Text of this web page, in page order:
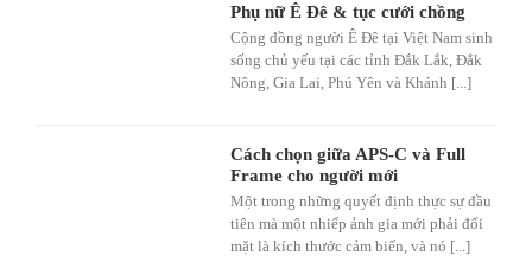
Phụ nữ Ê Đê & tục cưới chồng
Cộng đồng người Ê Đê tại Việt Nam sinh
sống chủ yếu tại các tỉnh Đắk Lắk, Đắk
Nông, Gia Lai, Phú Yên và Khánh [...]
Cách chọn giữa APS-C và Full
Frame cho người mới
Một trong những quyết định thực sự đầu
tiên mà một nhiếp ảnh gia mới phải đối
mặt là kích thước cảm biến, và nó [...]